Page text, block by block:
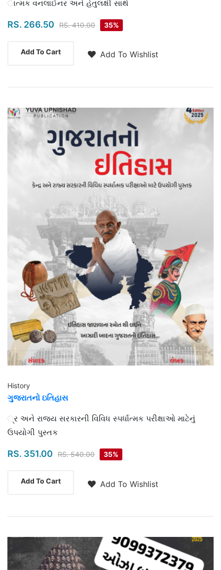
Highlights
ાત્મક વનલાઈનર અને હેતુલક્ષી સાથે
RS. 266.50 RS. 410.00 35%
Add To Cart Add To Wishlist
History
ગુજરાતનો ઇતિહાસ
Highlights
્ર અને રાજ્ય સરકારની વિવિધ સ્પર્ધાત્મક પરીક્ષાઓ માટેનું
ઉપયોગી પુસ્તક
RS. 351.00 RS. 540.00 35%
Add To Cart Add To Wishlist